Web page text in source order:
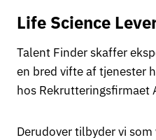
Life Science
Talent Finder skaffer
en bred vifte af tjenester
hos Rekrutteringsfirmaet
Derudover tilbyder vi